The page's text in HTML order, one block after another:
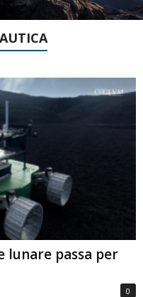
lunare passa per
0